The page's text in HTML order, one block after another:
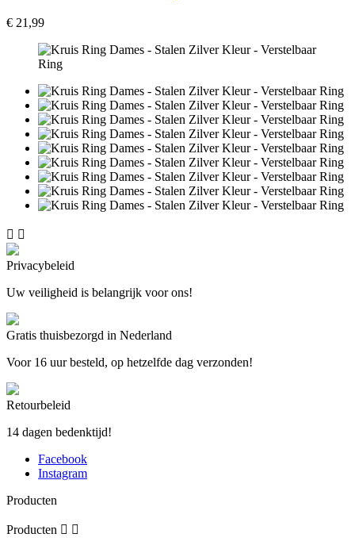
€ 21,99
 
Privacybeleid
Uw veiligheid is belangrijk voor ons!
Gratis thuisbezorgd in Nederland
Voor 16 uur besteld, op hetzelfde dag verzonden!
Retourbeleid
14 dagen bedenktijd!
Facebook
Instagram
Producten
Producten  